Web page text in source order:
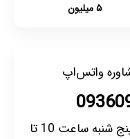
۵ میلیون
واتس‌اپ
ساعت کاری شنبه تا پنج شنبه ساعت 10 تا